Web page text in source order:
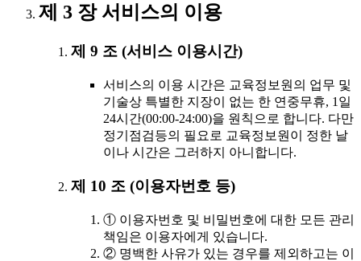
제 3 장 서비스의 이용
제 9 조 (서비스 이용시간)
서비스의 이용 시간은 교육정보원의 업무 및
기술상 특별한 지장이 없는 한 연중무휴, 1일
24시간(00:00-24:00)을 원칙으로 합니다. 다만
정기점검등의 필요로 교육정보원이 정한 날
이나 시간은 그러하지 아니합니다.
제 10 조 (이용자번호 등)
① 이용자번호 및 비밀번호에 대한 모든 관리
책임은 이용자에게 있습니다.
② 명백한 사유가 있는 경우를 제외하고는 이